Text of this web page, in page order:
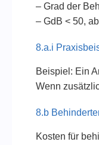
– Grad der
– GdB < 50,
8.a.i
Beispiel: Ein
Wenn
8.b
Kosten für